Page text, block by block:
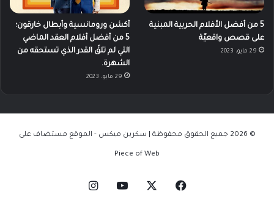
5 من أفضل الأفلام الحربية المبنية
على قصص واقعيّة
29 مايو، 2023
أكشن ورومانسية وأبطال خارقون؛
5 من أفضل أفلام العقد الماضي
التي لم تلقَ القدر الذي تستحقه من
الشهرة.
29 مايو، 2023
© 2026 جميع الحقوق محفوظة | سكرين ميكس - الموقع مستضاف على
Piece of Web
فيسبوك ‫YouTube